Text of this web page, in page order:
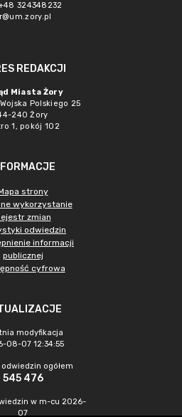
324348232
REDAKCJI
Miasta Żory
Polskiego 25
240 Żory
1, pokój 102
strony
wykorzystanie
zmian
odwiedzin
informacji
publicznej
cyfrowa
modyfikacja
08-07 12:34:55
odwiedzin ogółem
545 476
w m-cu 2026-
07